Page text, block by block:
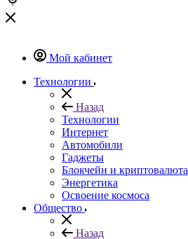
Мой кабинет
Технологии
Назад
Технологии
Интернет
Автомобили
Гаджеты
Блокчейн и криптовалюта
Энергетика
Освоение космоса
Общество
Назад